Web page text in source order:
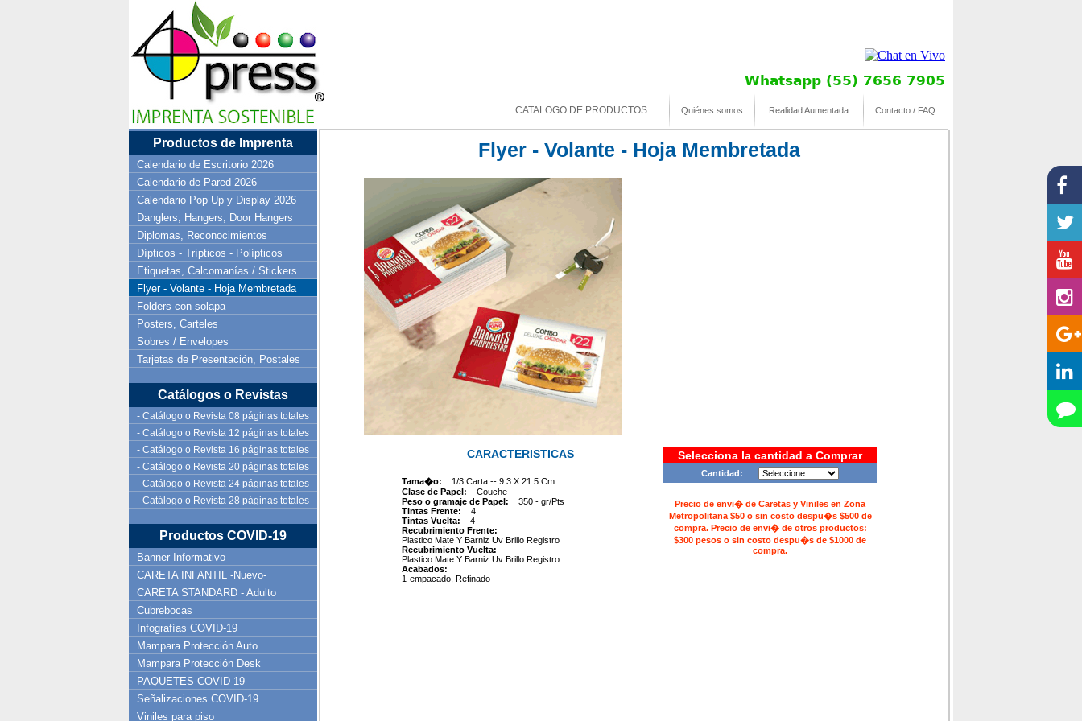
Whatsapp (55) 7656 7905
CATALOGO DE PRODUCTOS Quiénes somos Realidad Aumentada Contacto / FAQ
Productos de Imprenta
Calendario de Escritorio 2026
Calendario de Pared 2026
Calendario Pop Up y Display 2026
Danglers, Hangers, Door Hangers
Diplomas, Reconocimientos
Dípticos - Trípticos - Polípticos
Etiquetas, Calcomanías / Stickers
Flyer - Volante - Hoja Membretada
Folders con solapa
Posters, Carteles
Sobres / Envelopes
Tarjetas de Presentación, Postales
Catálogos o Revistas
- Catálogo o Revista 08 páginas totales
- Catálogo o Revista 12 páginas totales
- Catálogo o Revista 16 páginas totales
- Catálogo o Revista 20 páginas totales
- Catálogo o Revista 24 páginas totales
- Catálogo o Revista 28 páginas totales
Productos COVID-19
Banner Informativo
CARETA INFANTIL -Nuevo-
CARETA STANDARD - Adulto
Cubrebocas
Infografías COVID-19
Mampara Protección Auto
Mampara Protección Desk
PAQUETES COVID-19
Señalizaciones COVID-19
Viniles para piso
Flyer - Volante - Hoja Membretada
CARACTERISTICAS
Tama�o: 1/3 Carta -- 9.3 X 21.5 Cm
Clase de Papel: Couche
Peso o gramaje de Papel: 350 - gr/Pts
Tintas Frente: 4
Tintas Vuelta: 4
Recubrimiento Frente:
Plastico Mate Y Barniz Uv Brillo Registro
Recubrimiento Vuelta:
Plastico Mate Y Barniz Uv Brillo Registro
Acabados:
1-empacado, Refinado
Selecciona la cantidad a Comprar
Cantidad:
Precio de envi� de Caretas y Viniles en Zona
Metropolitana $50 o sin costo despu�s $500 de
compra. Precio de envi� de otros productos:
$300 pesos o sin costo despu�s de $1000 de
compra.